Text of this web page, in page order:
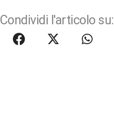
Condividi l'articolo su: